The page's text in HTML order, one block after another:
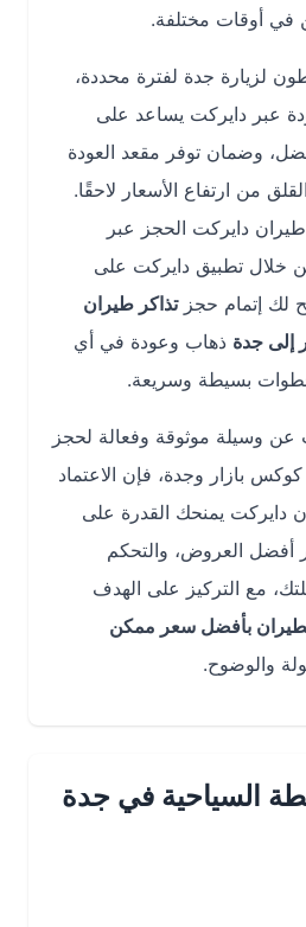
مختلفة.
جدة لفترة محددة،
دايركت يساعد على
توفر مقعد العودة
ارتفاع الأسعار لاحقًا.
الحجز عبر
تطبيق دايركت على
إتمام حجز تذاكر طيران
ذهاب وعودة في أي
وسريعة.
موثوقة وفعالة لحجز
وجدة، فإن الاعتماد
يمنحك القدرة على
العروض، والتحكم
التركيز على الهدف
بأفضل سعر ممكن
في جدة